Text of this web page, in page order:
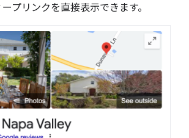
プリンクを直接表示できます。